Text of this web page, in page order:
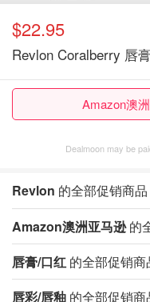
$22.95
Revlon Coralberry 唇
Amazon澳
Dealmoon may be
Revlon 的全部促销商品
Amazon澳洲亚马逊的
唇膏/口红 的全部促销商
唇彩/唇釉 的全部促销商